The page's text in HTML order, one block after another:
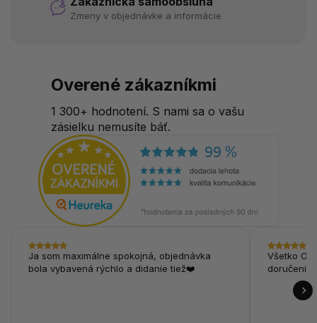
Zmeny v objednávke a informácie
Overené zákazníkmi
1 300+ hodnotení. S nami sa o vašu
zásielku nemusíte báť.
Ja som maximálne spokojná, objednávka
bola vybavená rýchlo a didanie tiež❤️
Všetko